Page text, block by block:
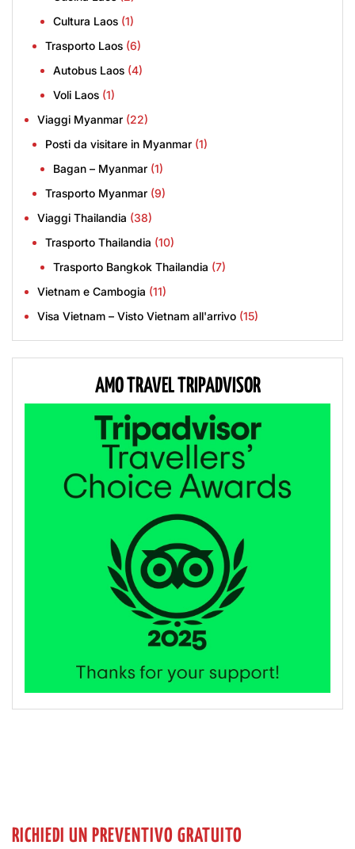
Cultura Laos (1)
Trasporto Laos (6)
Autobus Laos (4)
Voli Laos (1)
Viaggi Myanmar (22)
Posti da visitare in Myanmar (1)
Bagan – Myanmar (1)
Trasporto Myanmar (9)
Viaggi Thailandia (38)
Trasporto Thailandia (10)
Trasporto Bangkok Thailandia (7)
Vietnam e Cambogia (11)
Visa Vietnam – Visto Vietnam all'arrivo (15)
AMO TRAVEL TRIPADVISOR
RICHIEDI UN PREVENTIVO GRATUITO